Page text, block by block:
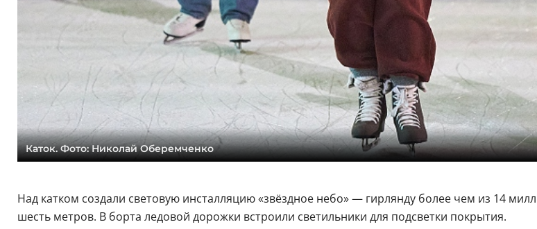
Каток. Фото: Николай Оберемченко
Над катком создали световую инсталляцию «звёздное небо» — гирлянду более чем из 14
шесть метров. В борта ледовой дорожки встроили светильники для подсветки покрытия.